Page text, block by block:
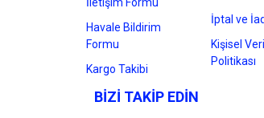
İletişim Formu
Havale Bildirim
Formu
Kargo Takibi
İptal ve
Kişisel
Politikası
BİZİ TAKİP EDİN